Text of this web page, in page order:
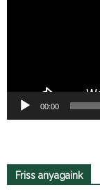
00:00
Friss anyagaink